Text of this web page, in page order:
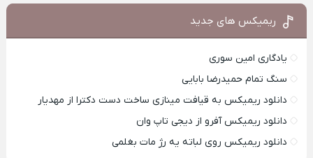
ریمیکس های جدید
یادگاری امین سوری
سنگ تمام حمیدرضا بابایی
دانلود ریمیکس به قیافت مینازی ساخت دست دکترا از مهدیار
دانلود ریمیکس آفرو از ديجی تاپ وان
دانلود ریمیکس روی لباته یه رژ مات بغلمی